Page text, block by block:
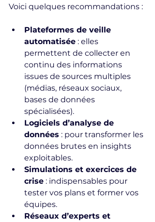
Voici quelques recommandations :
Plateformes de veille
automatisée : elles
permettent de collecter en
continu des informations
issues de sources multiples
(médias, réseaux sociaux,
bases de données
spécialisées).
Logiciels d’analyse de
données : pour transformer les
données brutes en insights
exploitables.
Simulations et exercices de
crise : indispensables pour
tester vos plans et former vos
équipes.
Réseaux d’experts et